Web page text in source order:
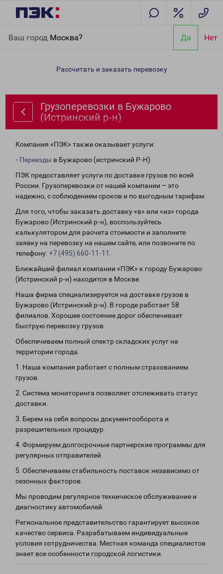
Ваш город Москва? Да Нет
(Истринский р-н)
Рассчитать и заказать перевозку
Грузоперевозки в Бужарово
(Истринский р-н)
Компания «ПЭК» также оказывает услуги:
- Переезды в Бужарово (истринский Р-Н)
ПЭК предоставляет услуги по доставке грузов по всей
России. Грузоперевозки от нашей компании – это
надежно, с соблюдением сроков и по выгодным тарифам.
Для того, чтобы заказать доставку «в» или «из» города
Бужарово (Истринский р-н), воспользуйтесь
калькулятором для расчета стоимости и заполните
заявку на перевозку на нашем сайте, или позвоните по
телефону: +7 (495) 660-11-11
Ближайший филиал компании «ПЭК» к городу Бужарово
(Истринский р-н) находится в Москве.
Наша фирма специализируется на доставке грузов в
Бужарово (Истринский р-н). В городе работает 58
филиалов. Хорошее состояние дорог обеспечивает
быструю перевозку грузов.
Обеспечиваем полный спектр складских услуг на
территории города.
1. Наша компания работает с полным страхованием
грузов.
2. Система мониторинга позволяет отслеживать статус
доставки.
3. Берем на себя вопросы документооборота и
разрешительных процедур.
4. Формируем долгосрочные партнерские программы для
регулярных отправителей.
5. Обеспечиваем стабильность поставок независимо от
сезонных факторов.
Мы проводим регулярное техническое обслуживание и
диагностику автомобилей.
Региональное представительство гарантирует высокое
качество сервиса. Разрабатываем индивидуальные
условия сотрудничества. Местная команда специалистов
знает все особенности городской логистики.